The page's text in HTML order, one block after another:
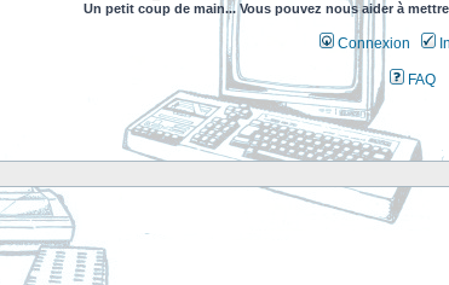
Un petit coup de main... Vous pouvez nous aider à
Connexion
FAQ